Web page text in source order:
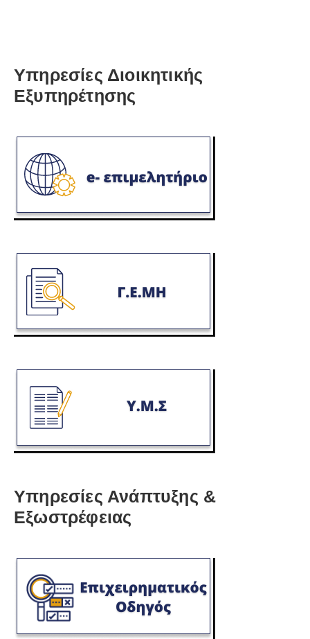
Υπηρεσίες Διοικητικής
Εξυπηρέτησης
Υπηρεσίες Ανάπτυξης &
Εξωστρέφειας